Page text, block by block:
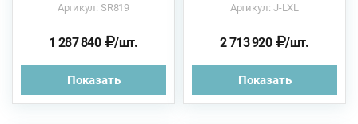
Артикул: SR819
1 287 840 /шт.
Показать
Артикул: J-LXL
2 713 920 /шт.
Показать